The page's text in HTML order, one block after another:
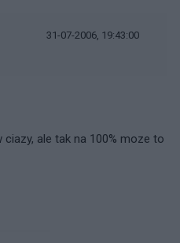
31-07-2006, 19:43:00
ale tak na 100% moze to